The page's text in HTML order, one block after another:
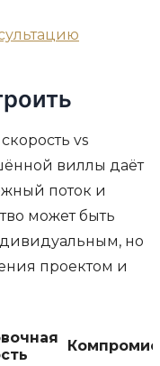
vs
виллы даёт
поток и
может быть
но
проектом и